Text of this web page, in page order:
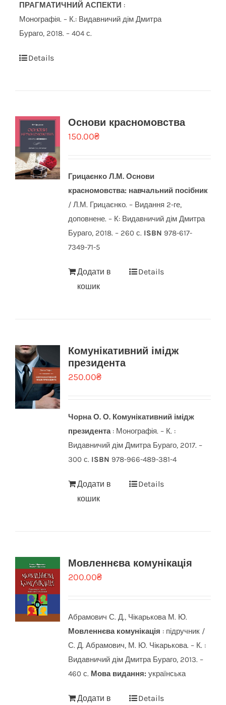
ПРАГМАТИЧНИЙ АСПЕКТИ :
Монографія. – К.: Видавничий дім Дмитра
Бураго, 2018. – 404 с.
Details
Основи красномовства
150.00₴
Грицаєнко Л.М. Основи
красномовства: навчальний посібник
/ Л.М. Грицаєнко. – Видання 2-ге,
доповнене. – К: Видавничий дім Дмитра
Бураго, 2018. – 260 с. ISBN 978-617-
7349-71-5
Додати в
кошик
Details
Комунікативний імідж
президента
250.00₴
Чорна О. О. Комунікативний імідж
президента: Монографія. – К. :
Видавничий дім Дмитра Бураго, 2017. –
300 с. ISBN 978-966-489-381-4
Додати в
кошик
Details
Мовленнєва комунікація
200.00₴
Абрамович С. Д., Чікарькова М. Ю.
Мовленнєва комунікація : підручник /
С. Д. Абрамович, М. Ю. Чікарькова. – К. :
Видавничий дім Дмитра Бураго, 2013. –
460 с. Мова видання: українська
Додати в Details